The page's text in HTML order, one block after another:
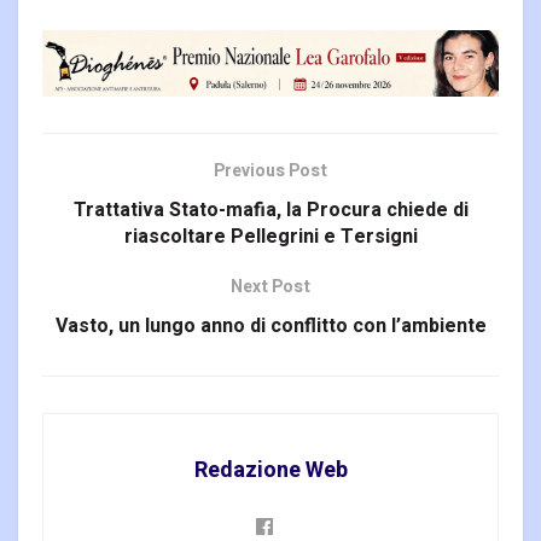
Previous Post
Trattativa Stato-mafia, la Procura chiede di
riascoltare Pellegrini e Tersigni
Next Post
Vasto, un lungo anno di conflitto con l’ambiente
Redazione Web